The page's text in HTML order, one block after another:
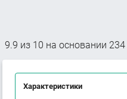
9.9 из 10 на основании 234
Характеристики